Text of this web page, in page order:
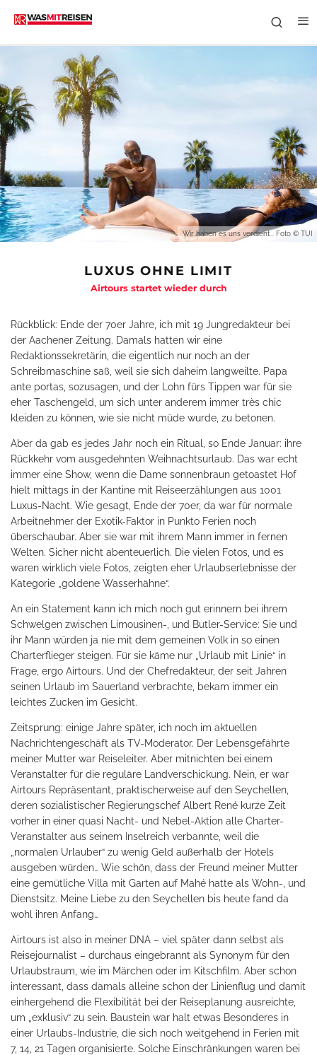
Wir haben es uns verdient... Foto © TUI
LUXUS OHNE LIMIT
Airtours startet wieder durch
Rückblick: Ende der 70er Jahre, ich mit 19 Jungredakteur bei
der Aachener Zeitung. Damals hatten wir eine
Redaktionssekretärin, die eigentlich nur noch an der
Schreibmaschine saß, weil sie sich daheim langweilte. Papa
ante portas, sozusagen, und der Lohn fürs Tippen war für sie
eher Taschengeld, um sich unter anderem immer très chic
kleiden zu können, wie sie nicht müde wurde, zu betonen.
Aber da gab es jedes Jahr noch ein Ritual, so Ende Januar: ihre
Rückkehr vom ausgedehnten Weihnachtsurlaub. Das war echt
immer eine Show, wenn die Dame sonnenbraun getoastet Hof
hielt mittags in der Kantine mit Reiseerzählungen aus 1001
Luxus-Nacht. Wie gesagt, Ende der 70er, da war für normale
Arbeitnehmer der Exotik-Faktor in Punkto Ferien noch
überschaubar. Aber sie war mit ihrem Mann immer in fernen
Welten. Sicher nicht abenteuerlich. Die vielen Fotos, und es
waren wirklich viele Fotos, zeigten eher Urlaubserlebnisse der
Kategorie „goldene Wasserhähne“.
An ein Statement kann ich mich noch gut erinnern bei ihrem
Schwelgen zwischen Limousinen-, und Butler-Service: Sie und
ihr Mann würden ja nie mit dem gemeinen Volk in so einen
Charterflieger steigen. Für sie käme nur „Urlaub mit Linie“ in
Frage, ergo Airtours. Und der Chefredakteur, der seit Jahren
seinen Urlaub im Sauerland verbrachte, bekam immer ein
leichtes Zucken im Gesicht.
Zeitsprung: einige Jahre später, ich noch im aktuellen
Nachrichtengeschäft als TV-Moderator. Der Lebensgefährte
meiner Mutter war Reiseleiter. Aber mitnichten bei einem
Veranstalter für die reguläre Landverschickung. Nein, er war
Airtours Repräsentant, praktischerweise auf den Seychellen,
deren sozialistischer Regierungschef Albert René kurze Zeit
vorher in einer quasi Nacht- und Nebel-Aktion alle Charter-
Veranstalter aus seinem Inselreich verbannte, weil die
„normalen Urlauber“ zu wenig Geld außerhalb der Hotels
ausgeben würden… Wie schön, dass der Freund meiner Mutter
eine gemütliche Villa mit Garten auf Mahé hatte als Wohn-, und
Dienstsitz. Meine Liebe zu den Seychellen bis heute fand da
wohl ihren Anfang…
Airtours ist also in meiner DNA – viel später dann selbst als
Reisejournalist – durchaus eingebrannt als Synonym für den
Urlaubstraum, wie im Märchen oder im Kitschfilm. Aber schon
interessant, dass damals alleine schon der Linienflug und damit
einhergehend die Flexibilität bei der Reiseplanung ausreichte,
um „exklusiv“ zu sein. Baustein war halt etwas Besonderes in
einer Urlaubs-Industrie, die sich noch weitgehend in Ferien mit
7, 14, 21 Tagen organisierte. Solche Einschränkungen waren bei